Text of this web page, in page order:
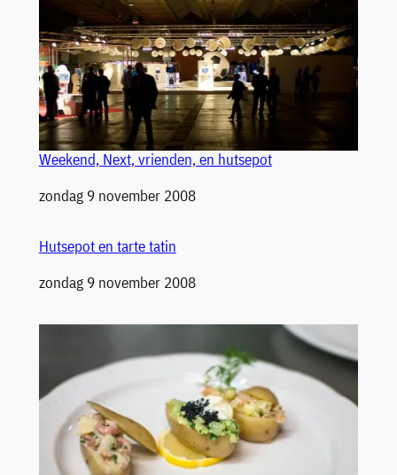
Weekend, Next, vrienden, en hutsepot
Datum
zondag 9 november 2008
Hutsepot en tarte tatin
Datum
zondag 9 november 2008